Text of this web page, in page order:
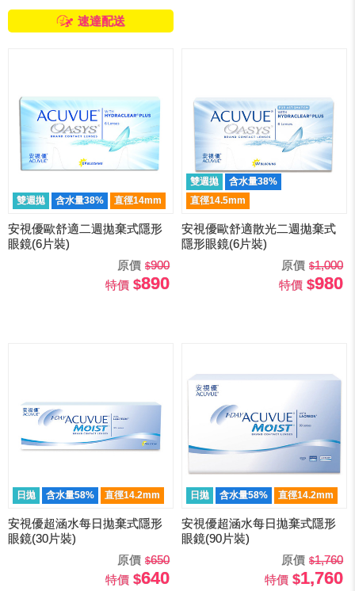
速達配送
雙週拋 含水量38% 直徑14mm
安視優歐舒適二週拋棄式隱形
眼鏡(6片裝)
原價
900
特價
890
雙週拋
含水量38%
直徑14.5mm
安視優歐舒適散光二週拋棄式
隱形眼鏡(6片裝)
原價
1,000
特價
980
日拋 含水量58% 直徑14.2mm
安視優超涵水每日拋棄式隱形
眼鏡(30片裝)
原價
650
特價
640
日拋 含水量58% 直徑14.2mm
安視優超涵水每日拋棄式隱形
眼鏡(90片裝)
原價
1,760
特價
1,760